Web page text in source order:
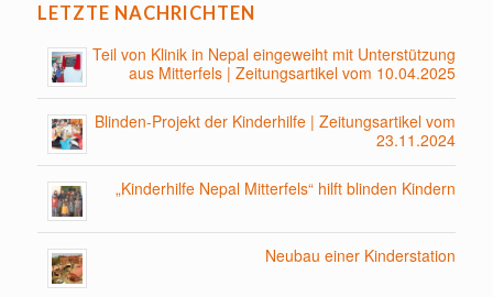
LETZTE NACHRICHTEN
Teil von Klinik in Nepal eingeweiht mit Unterstützung
aus Mitterfels | Zeitungsartikel vom 10.04.2025
Blinden-Projekt der Kinderhilfe | Zeitungsartikel vom
23.11.2024
„Kinderhilfe Nepal Mitterfels“ hilft blinden Kindern
Neubau einer Kinderstation